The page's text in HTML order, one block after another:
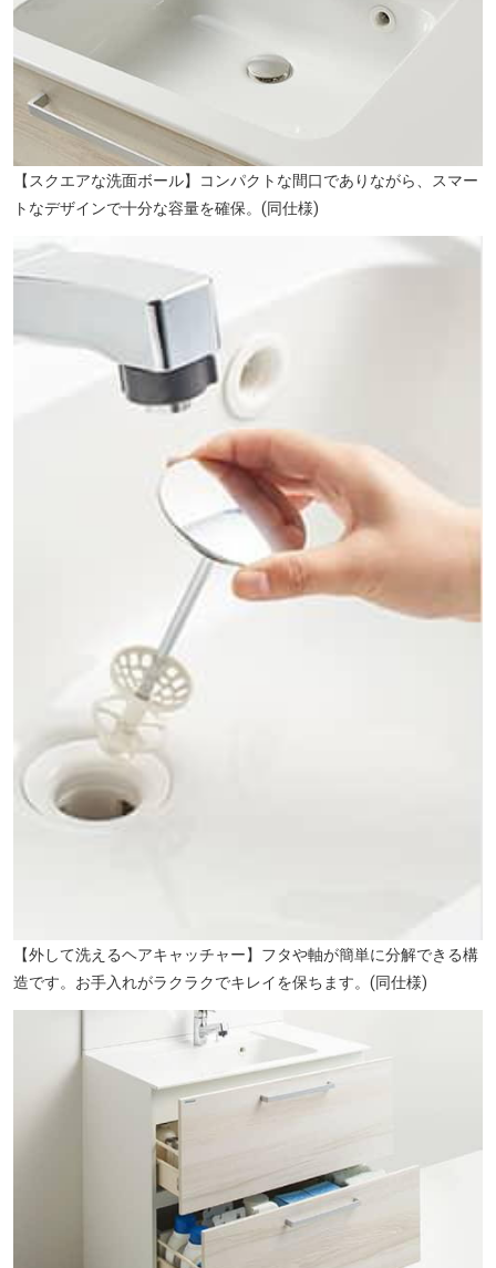
【スクエアな洗面ボール】コンパクトな間口でありながら、スマー
トなデザインで十分な容量を確保。(同仕様)
【外して洗えるヘアキャッチャー】フタや軸が簡単に分解できる構
造です。お手入れがラクラクでキレイを保ちます。(同仕様)